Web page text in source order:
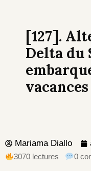
[127].
Delta du
Mariama Diallo
3070 lectures 0